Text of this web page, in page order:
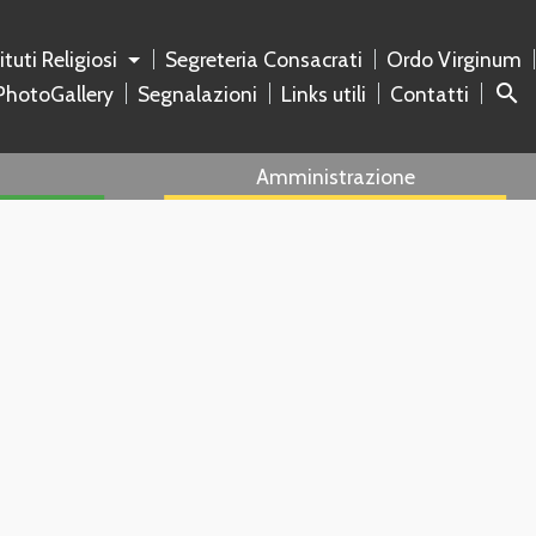
Religiosi Segreteria Consacrati
Ordo Virginum
Segnalazioni Links utili Contatti search
Amministrazione